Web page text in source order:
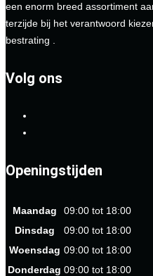
een enorm breed assortiment
terzijde bij het verantwoord
bestrating .
Volg ons
Openingstijden
Maandag
09:00 tot 18:00
Dinsdag
09:00 tot 18:00
Woensdag 09:00 tot 18:00
Donderdag 09:00 tot 18:00